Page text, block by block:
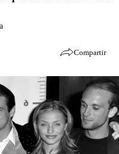
Compartir